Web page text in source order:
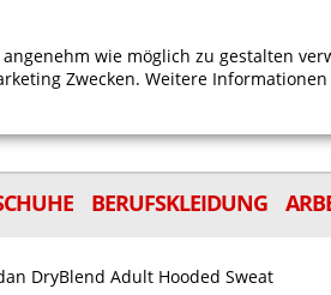
BERUFSKLEIDUNG
DryBlend Adult Hooded Sweat
wie möglich zu gestalten
Zwecken. Weitere